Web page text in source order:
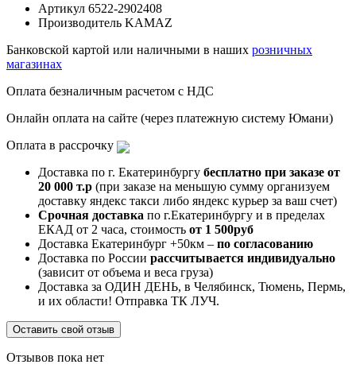
Артикул 6522-2902408
Производитель KAMAZ
Банковской картой или наличными в наших розничных
магазинах
Оплата безналичным расчетом с НДС
Онлайн оплата на сайте (через платежную систему Юмани)
Оплата в рассрочку
Доставка по г. Екатеринбургу бесплатно при заказе от
20 000 т.р (при заказе на меньшую сумму организуем
доставку яндекс такси либо яндекс курьер за ваш счет)
Срочная доставка по г.Екатеринбургу и в пределах
ЕКАД от 2 часа, стоимость от 1 500руб
Доставка Екатеринбург +50км – по согласованию
Доставка по России рассчитывается индивидуально
(зависит от объема и веса груза)
Доставка за ОДИН ДЕНЬ, в Челябинск, Тюмень, Пермь,
и их области! Отправка ТК ЛУЧ.
Оставить свой отзыв
Отзывов пока нет